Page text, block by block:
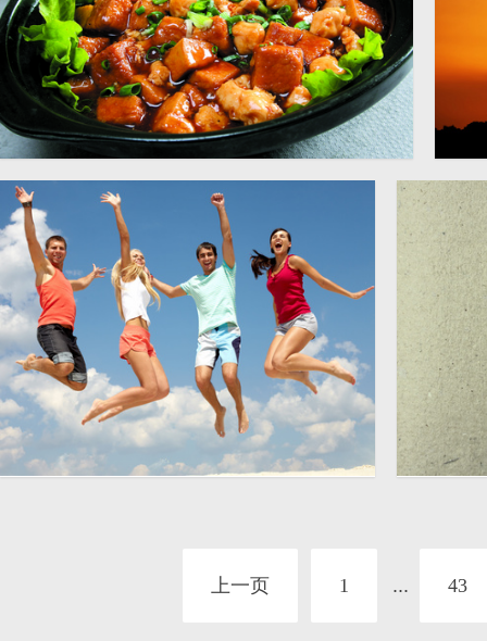
鸡米豆腐煲美食摄影图片
高
上一页 1 ... 43